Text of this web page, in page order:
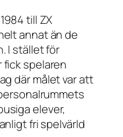
till ZX
annat än de
I stället för
spelaren
där målet var att
elever,
fri spelvärld